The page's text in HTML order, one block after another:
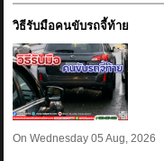
วิธีรับมือคนขับรถจี้ท้าย
On Wednesday 05 Aug, 2026